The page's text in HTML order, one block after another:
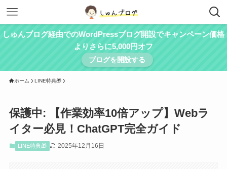
しゅんブログ経由でのWordPressブログ開設でキャンペーン価格
よりさらに5,000円オフ
ブログを開設する
ホーム LINE特典🎁
保護中: 【作業効率10倍アップ】Webラ
イター必見！ChatGPT完全ガイド
LINE特典🎁 2025年12月16日